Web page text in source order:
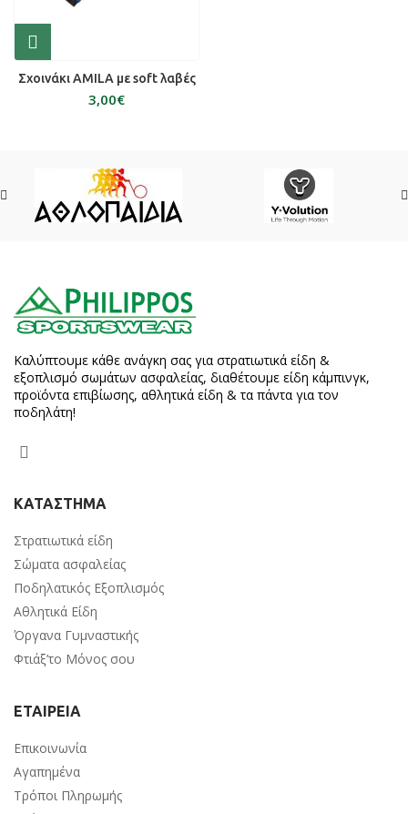
Σχοινάκι AMILA με soft λαβές
€
Καλύπτουμε κάθε ανάγκη σας για στρατιωτικά είδη &
εξοπλισμό σωμάτων ασφαλείας, διαθέτουμε είδη κάμπινγκ,
προϊόντα επιβίωσης, αθλητικά είδη & τα πάντα για τον
ποδηλάτη!
ΚΑΤΑΣΤΗΜΑ
Στρατιωτικά είδη
Σώματα ασφαλείας
Ποδηλατικός Εξοπλισμός
Αθλητικά Είδη
Όργανα Γυμναστικής
Φτιάξ’το Μόνος σου
ΕΤΑΙΡΕΙΑ
Επικοινωνία
Αγαπημένα
Τρόποι Πληρωμής